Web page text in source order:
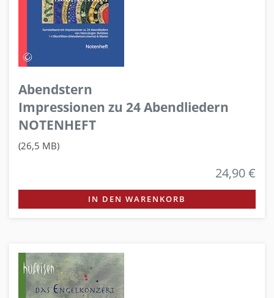
Abendstern
Impressionen zu 24 Abendliedern
NOTENHEFT
(26,5 MB)
24,90 €
IN DEN WARENKORB